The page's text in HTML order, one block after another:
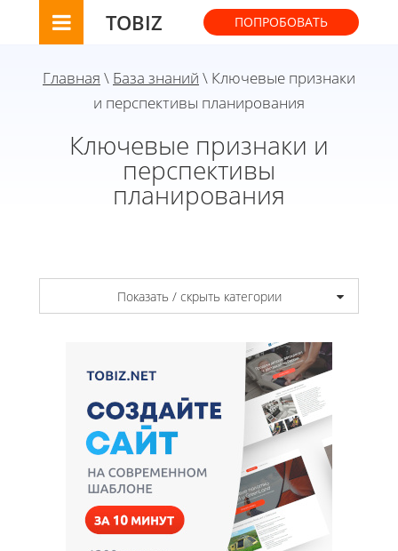
TOBIZ ПОПРОБОВАТЬ
Главная \ База знаний \ Ключевые признаки
и перспективы планирования
Ключевые признаки и
перспективы
планирования
Показать / скрыть категории